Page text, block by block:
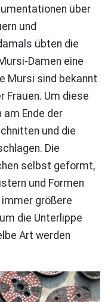
über
und
übten die
Damen eine
Mursi sind bekannt
Frauen. Um diese
Ende der
und die
Die
selbst geformt,
und Formen
immer größere
die Unterlippe
Art werden